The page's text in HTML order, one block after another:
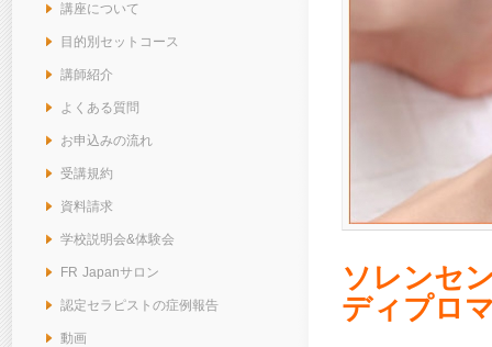
ソレンセ
ディプロ
講座について
目的別セットコース
講師紹介
よくある質問
お申込みの流れ
受講規約
資料請求
学校説明会&体験会
FR Japanサロン
認定セラピストの症例報告
動画